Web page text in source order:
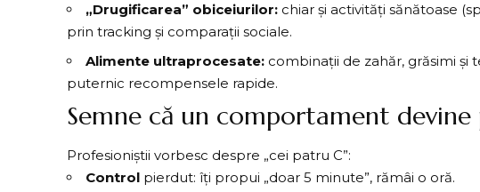
„Drugificarea” obiceiurilor: chiar și activități sănătoase
prin tracking și comparații sociale.
Alimente ultraprocesate: combinații de zahăr, grăsimi
puternic recompensele rapide.
Semne că un comportament
Profesioniștii vorbesc despre „cei patru C”:
Control pierdut: îți propui „doar 5 minute”, rămâi o oră.